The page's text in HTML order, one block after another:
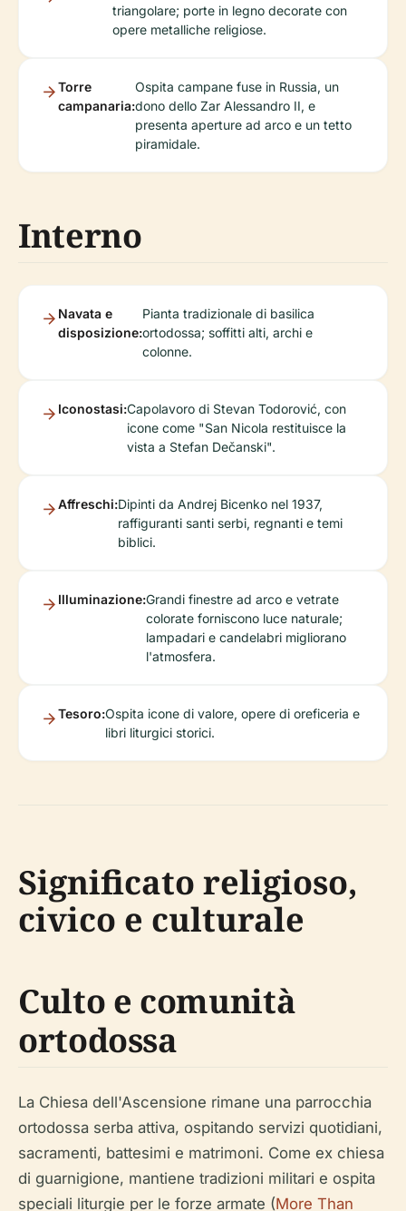
triangolare; porte in legno decorate con
opere metalliche religiose.
Torre
campanaria:
Ospita campane fuse in Russia, un
dono dello Zar Alessandro II, e
presenta aperture ad arco e un tetto
piramidale.
Interno
Navata e
disposizione:
Pianta tradizionale di basilica
ortodossa; soffitti alti, archi e
colonne.
Iconostasi:Capolavoro di Stevan Todorović, con
icone come "San Nicola restituisce la
vista a Stefan Dečanski".
Affreschi:Dipinti da Andrej Bicenko nel 1937,
raffiguranti santi serbi, regnanti e temi
biblici.
Illuminazione:Grandi finestre ad arco e vetrate
colorate forniscono luce naturale;
lampadari e candelabri migliorano
l'atmosfera.
Tesoro:Ospita icone di valore, opere di oreficeria e
libri liturgici storici.
Significato religioso,
civico e culturale
Culto e comunità
ortodossa
La Chiesa dell'Ascensione rimane una parrocchia
ortodossa serba attiva, ospitando servizi quotidiani,
sacramenti, battesimi e matrimoni. Come ex chiesa
di guarnigione, mantiene tradizioni militari e ospita
speciali liturgie per le forze armate (More Than